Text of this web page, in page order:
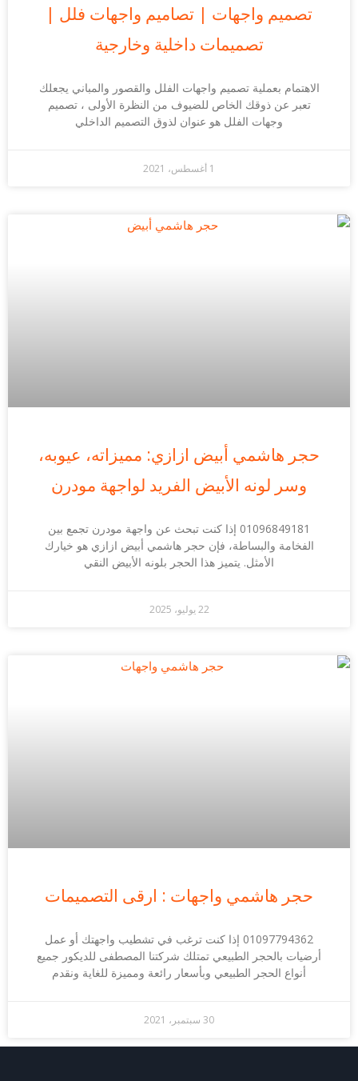
تصميم واجهات | تصاميم واجهات فلل |
تصميمات داخلية وخارجية
الاهتمام بعملية تصميم واجهات الفلل والقصور والمباني يجعلك
تعبر عن ذوقك الخاص للضيوف من النظرة الأولى ، تصميم
وجهات الفلل هو عنوان لذوق التصميم الداخلي
1 أغسطس، 2021
حجر هاشمي أبيض ازازي: مميزاته، عيوبه،
وسر لونه الأبيض الفريد لواجهة مودرن
01096849181 إذا كنت تبحث عن واجهة مودرن تجمع بين
الفخامة والبساطة، فإن حجر هاشمي أبيض ازازي هو خيارك
الأمثل. يتميز هذا الحجر بلونه الأبيض النقي
22 يوليو، 2025
حجر هاشمي واجهات : ارقى التصميمات
01097794362 إذا كنت ترغب في تشطيب واجهتك أو عمل
أرضيات بالحجر الطبيعي تمتلك شركتنا المصطفى للديكور جميع
أنواع الحجر الطبيعي وبأسعار رائعة ومميزة للغاية ونقدم
30 سبتمبر، 2021